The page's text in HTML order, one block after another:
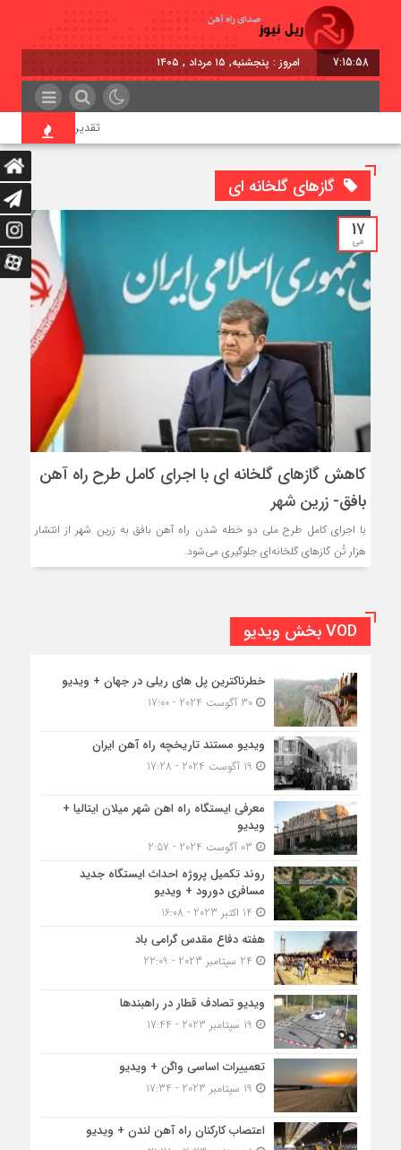
7:15:58 امروز : پنجشنبه, ۱۵ مرداد , ۱۴۰۵
تقدیر معاون اول
گاز‌های گلخانه ای
17
می
کاهش گاز‌های گلخانه ای با اجرای کامل طرح راه آهن
بافق- زرین شهر
با اجرای کامل طرح ملی دو خطه شدن راه آهن بافق به زرین شهر از انتشار
هزار تُن گاز‌های گلخانه‌ای جلوگیری می‌شود.
VOD بخش ویدیو
خطرناکترین پل های ریلی در جهان + ویدیو
30 آگوست 2024 - 17:00
ویدیو مستند تاریخچه راه آهن ایران
معرفی ایستگاه راه اهن شهر میلان ایتالیا +
ویدیو
روند تکمیل پروژه احداث ایستگاه جدید
مسافری دورود + ویدیو
هفته دفاع مقدس گرامی باد
ویدیو تصادف قطار در راهبندها
تعمییرات اساسی واگن + ویدیو
اعتصاب کارکنان راه آهن لندن + ویدیو